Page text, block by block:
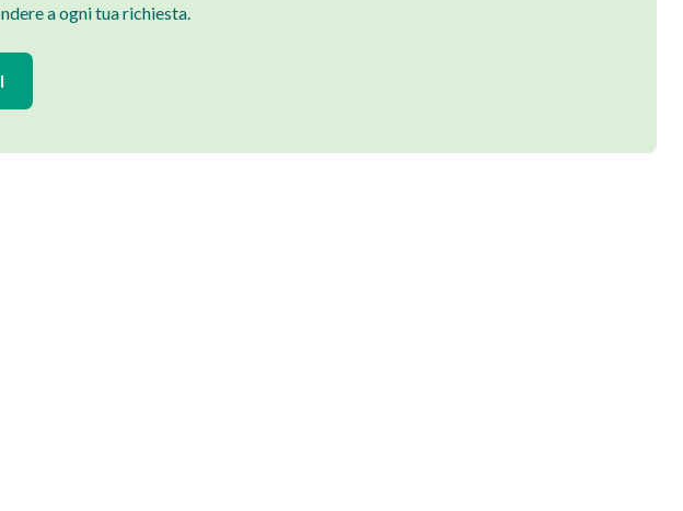
a ogni tua richiesta.